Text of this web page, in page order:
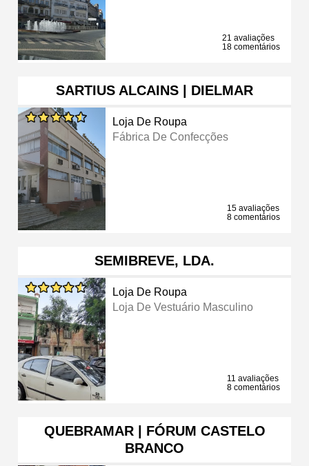
21 avaliações
18 comentários
SARTIUS ALCAINS | DIELMAR
Loja De Roupa
Fábrica De Confecções
15 avaliações
8 comentários
SEMIBREVE, LDA.
Loja De Roupa
Loja De Vestuário Masculino
11 avaliações
8 comentários
QUEBRAMAR | FÓRUM CASTELO
BRANCO